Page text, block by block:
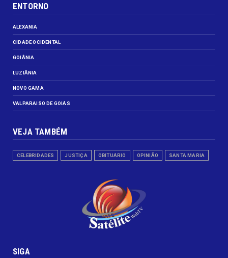
ENTORNO
ALEXANIA
CIDADE OCIDENTAL
GOIÂNIA
LUZIÂNIA
NOVO GAMA
VALPARAISO DE GOIÁS
VEJA TAMBÉM
CELEBRIDADES JUSTIÇA OBITUÁRIO OPINIÃO SANTA MARIA
SIGA